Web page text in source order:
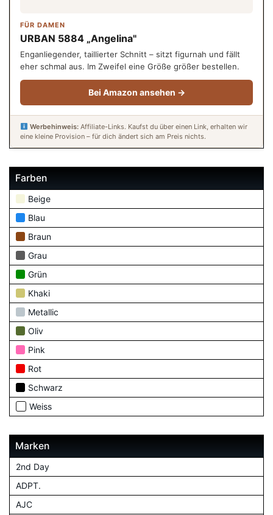
FÜR DAMEN
URBAN 5884 „Angelina"
Enganliegender, taillierter Schnitt – sitzt figurnah und fällt
eher schmal aus. Im Zweifel eine Größe größer bestellen.
Bei Amazon ansehen →
Werbehinweis:Affiliate-Links. Kaufst du über einen Link, erhalten wir
eine kleine Provision – für dich ändert sich am Preis nichts.
Farben
Beige
Blau
Braun
Grau
Grün
Khaki
Metallic
Oliv
Pink
Rot
Schwarz
Weiss
Marken
2nd Day
ADPT.
AJC